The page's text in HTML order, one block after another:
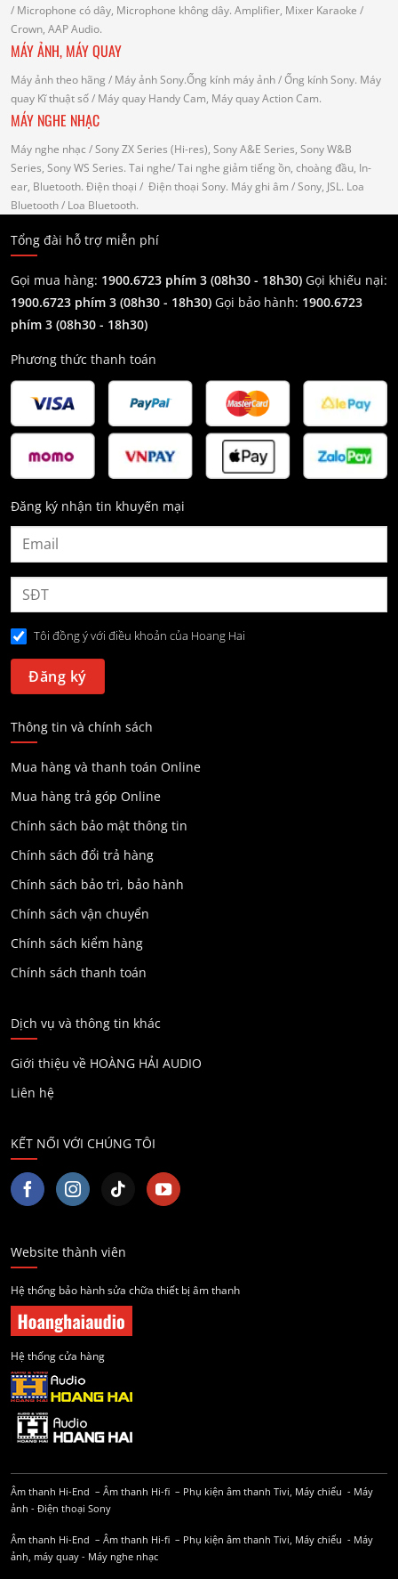
/ Microphone có dây, Microphone không dây. Amplifier, Mixer Karaoke /
Crown, AAP Audio.
MÁY ẢNH, MÁY QUAY
Máy ảnh theo hãng / Máy ảnh Sony.Ống kính máy ảnh / Ống kính Sony. Máy
quay Kĩ thuật số/ Máy quay Handy Cam, Máy quay Action Cam.
MÁY NGHE NHẠC
Máy nghe nhạc / Sony ZX Series (Hi-res), Sony A&E Series, Sony W&B
Series, Sony WS Series. Tai nghe/ Tai nghe giảm tiếng ồn, choàng đầu, In-
ear, Bluetooth. Điện thoại / Điện thoại Sony. Máy ghi âm / Sony, JSL. Loa
Bluetooth/ Loa Bluetooth.
Tổng đài hỗ trợ miễn phí
Gọi mua hàng: 1900.6723 phím 3 (08h30 - 18h30) Gọi khiếu nại:
1900.6723 phím 3 (08h30 - 18h30) Gọi bảo hành: 1900.6723
phím 3 (08h30 - 18h30)
Phương thức thanh toán
Đăng ký nhận tin khuyến mại
Tôi đồng ý với điều khoản của Hoang Hai
Thông tin và chính sách
Mua hàng và thanh toán Online
Mua hàng trả góp Online
Chính sách bảo mật thông tin
Chính sách đổi trả hàng
Chính sách bảo trì, bảo hành
Chính sách vận chuyển
Chính sách kiểm hàng
Chính sách thanh toán
Dịch vụ và thông tin khác
Giới thiệu về HOÀNG HẢI AUDIO
Liên hệ
KẾT NỐI VỚI CHÚNG TÔI
Website thành viên
Hệ thống bảo hành sửa chữa thiết bị âm thanh
Hệ thống cửa hàng
Âm thanh Hi-End – Âm thanh Hi-fi – Phụ kiện âm thanh Tivi, Máy chiếu - Máy
ảnh - Điện thoại Sony
Âm thanh Hi-End – Âm thanh Hi-fi – Phụ kiện âm thanh Tivi, Máy chiếu - Máy
ảnh, máy quay - Máy nghe nhạc